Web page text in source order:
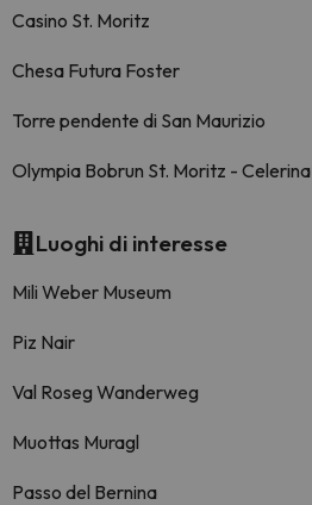
Casino St. Moritz
Chesa Futura Foster
Torre pendente di San Maurizio
Olympia Bobrun St. Moritz - Celerina
Luoghi di interesse
Mili Weber Museum
Piz Nair
Val Roseg Wanderweg
Muottas Muragl
Passo del Bernina